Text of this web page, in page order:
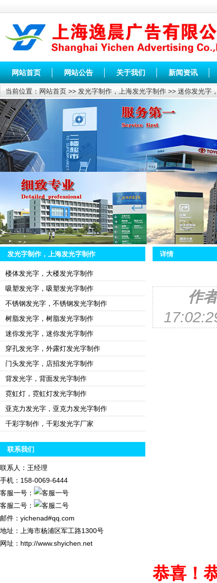
网站首页 网站公告 关于我们 新闻资讯
当前位置： 网站首页 >> 发光字制作，上海发光字制作 >> 迷你发光字
发光字制作，上海发光字制作
楼体发光字，大楼发光字制作
吸塑发光字，吸塑发光字制作
不锈钢发光字，不锈钢发光字制作
树脂发光字，树脂发光字制作
迷你发光字，迷你发光字制作
穿孔发光字，外露灯发光字制作
门头发光字，店招发光字制作
背发光字，背面发光字制作
霓虹灯，霓虹灯发光字制作
亚克力发光字，亚克力发光字制作
千彩字制作，千彩发光字厂家
联系我们
联系人：王经理
手机：158-0069-6444
客服一号：
客服二号：
邮件：yichenad#qq.com
地址：上海市杨浦区军工路1300号
网址：http://www.shyichen.net
详情
作
恭喜！